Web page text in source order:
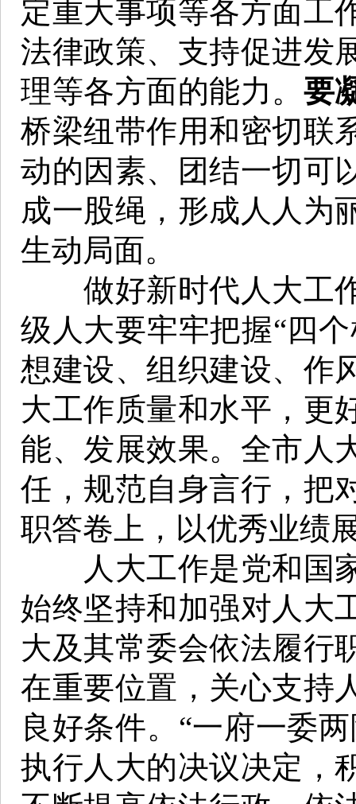
定重大事项等各方面工
法律政策、支持促进发
理等各方面的能力。 要
桥梁纽带作用和密切联
动的因素、团结一切可
成一股绳，形成人人为
生动局面。
做好新时代人大工作
级人大要牢牢把握“四
想建设、组织建设、作
大工作质量和水平，更
能、发展效果。全市人
任，规范自身言行，把
职答卷上，以优秀业绩
人大工作是党和国家
始终坚持和加强对人大
大及其常委会依法履行
在重要位置，关心支持
良好条件。“一府一委
执行人大的决议决定，